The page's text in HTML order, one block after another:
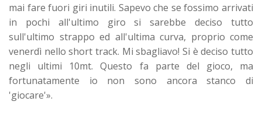
mai fare fuori giri inutili. Sapevo che se fossimo arrivati
in pochi all'ultimo giro si sarebbe deciso tutto
sull'ultimo strappo ed all'ultima curva, proprio come
venerdì nello short track. Mi sbagliavo! Si è deciso tutto
negli ultimi 10mt. Questo fa parte del gioco, ma
fortunatamente io non sono ancora stanco di
'giocare'».